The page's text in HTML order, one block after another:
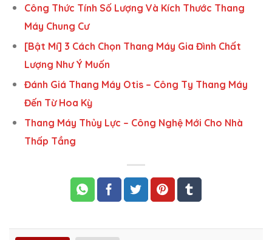
Công Thức Tính Số Lượng Và Kích Thước Thang
Máy Chung Cư
[Bật Mí] 3 Cách Chọn Thang Máy Gia Đình Chất
Lượng Như Ý Muốn
Đánh Giá Thang Máy Otis – Công Ty Thang Máy
Đến Từ Hoa Kỳ
Thang Máy Thủy Lực – Công Nghệ Mới Cho Nhà
Thấp Tầng